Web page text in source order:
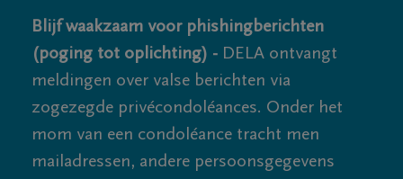
Blijf waakzaam voor phishingberichten
(poging tot oplichting) - DELA ontvangt
meldingen over valse berichten via
zogezegde privécondoléances. Onder het
mom van een condoléance tracht men
mailadressen, andere persoonsgegevens